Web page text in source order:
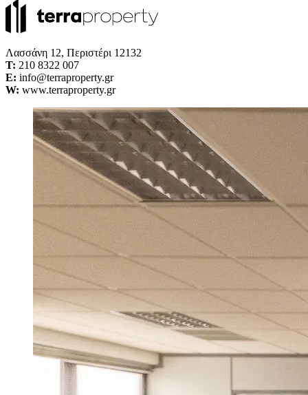
Λασσάνη 12, Περιστέρι 12132
Τ: 210 8322 007
E: info@terraproperty.gr
W: www.terraproperty.gr